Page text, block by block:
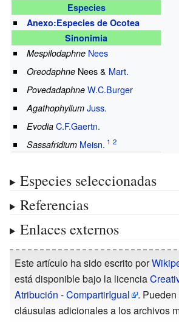
Especies
Anexo:Especies de Ocotea
Sinonimia
Mespilodaphne Nees
OreodaphneNees & Mart.
Povedadaphne W.C.Burger
Agathophyllum Juss.
Evodia C.F.Gaertn.
Sassafridium Meisn.
Especies seleccionadas
Referencias
Enlaces externos
Este artículo ha sido escrito por
está disponible bajo la licencia
Atribución - CompartirIgual
.
cláusulas adicionales a los archivos